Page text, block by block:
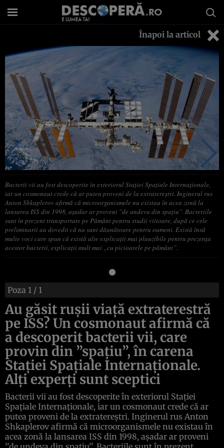
Înapoi la articol
Bacterii vii au fost descoperite în exteriorul Staţiei Spaţiale Internaţionale,
iar un cosmonaut crede că ar putea proveni de la extratereştri. Inginerul rus
Anton Shkaplerov afirmă că microorganismele nu existau în acea zonă la
lansarea ISS din 1998, aşadar ar proveni ''de undeva din spaţiu''. Bacteriile
sunt în prezent transportate pe Pământ pentru studii viitoare, după ce cele
preliminarii au dovedit că nu sunt dăunătoare pentru oameni. Există însă
multe voci care spun că există alte explicaţii mai plauzibile pentru prezenţa
acestor bacterii, explicaţii mult mai „cu picioarele pe pământ”.
Poza 1 / 1
Au găsit ruşii viaţă extraterestră
pe ISS? Un cosmonaut afirmă că
a descoperit bacterii vii, care
provin din ”spaţiu”, în carena
Staţiei Spaţiale Internaţionale.
Alţi experţi sunt sceptici
Bacterii vii au fost descoperite în exteriorul Staţiei
Spaţiale Internaţionale, iar un cosmonaut crede că ar
putea proveni de la extratereştri. Inginerul rus Anton
Shkaplerov afirmă că microorganismele nu existau în
acea zonă la lansarea ISS din 1998, aşadar ar proveni